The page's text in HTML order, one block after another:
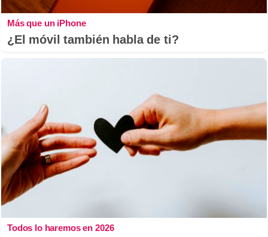
Más que un iPhone
¿El móvil también habla de ti?
Todos lo haremos en 2026